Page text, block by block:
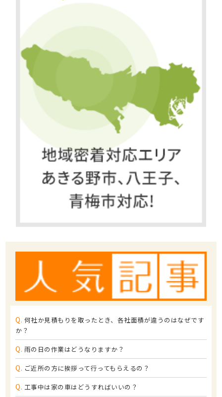
Q. 何社か見積もりを取ったとき、各社面積が違うのはなぜです
か？
Q. 雨の日の作業はどうなりますか？
Q. ご近所の方に挨拶って行ってもらえるの？
Q. 工事中は家の車はどうすればいいの？